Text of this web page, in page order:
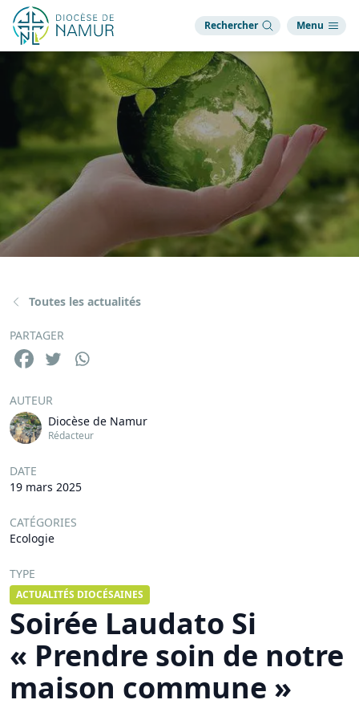
Rechercher Menu
Toutes les actualités
PARTAGER
AUTEUR
Diocèse de Namur
Rédacteur
DATE
19 mars 2025
CATÉGORIES
Ecologie
TYPE
ACTUALITÉS DIOCÉSAINES
Soirée Laudato Si
« Prendre soin de notre
maison commune »